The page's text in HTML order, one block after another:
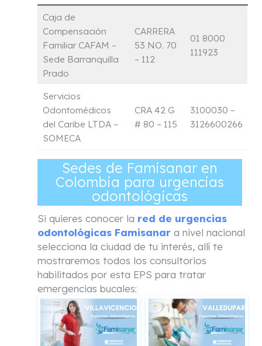
Caja de
Compensación
Familiar CAFAM –
Sede Barranquilla
Prado
CARRERA
53 NO. 70
– 112
01 8000
111923
Servicios
Odontomédicos
del Caribe LTDA –
SOMECA
CRA 42 G
# 80 – 115
3100030 –
3126600266
Sedes de Famisanar en
Colombia para urgencias
odontológicas
Si quieres conocer la red de urgencias
odontológicas Famisanara nivel nacional
selecciona la ciudad de tu interés, allí te
mostraremos todos los consultorios
habilitados por esta EPS para tratar
emergencias bucales: